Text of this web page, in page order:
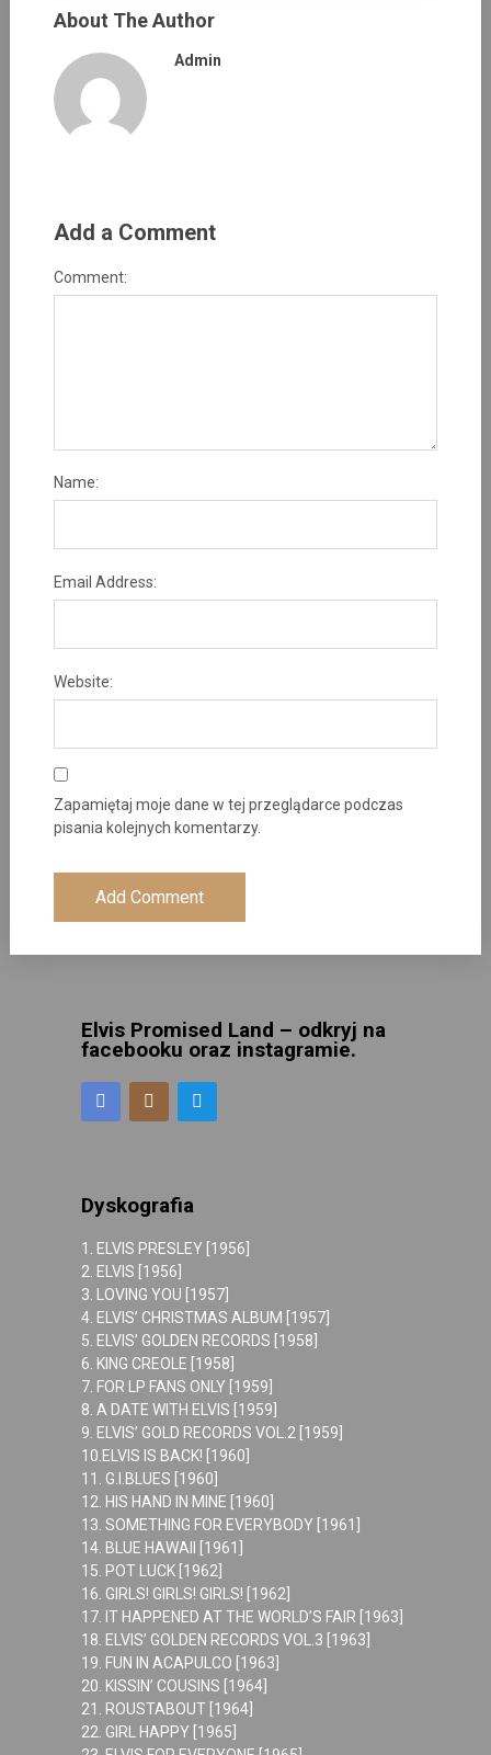
About The Author
Admin
Add a Comment
Comment:
Name:
Email Address:
Website:
Zapamiętaj moje dane w tej przeglądarce podczas
pisania kolejnych komentarzy.
Elvis Promised Land – odkryj na
facebooku oraz instagramie.
Dyskografia
1. ELVIS PRESLEY [1956]
2. ELVIS [1956]
3. LOVING YOU [1957]
4. ELVIS’ CHRISTMAS ALBUM [1957]
5. ELVIS’ GOLDEN RECORDS [1958]
6. KING CREOLE [1958]
7. FOR LP FANS ONLY [1959]
8. A DATE WITH ELVIS [1959]
9. ELVIS’ GOLD RECORDS VOL.2 [1959]
10.ELVIS IS BACK! [1960]
11. G.I.BLUES [1960]
12. HIS HAND IN MINE [1960]
13. SOMETHING FOR EVERYBODY [1961]
14. BLUE HAWAII [1961]
15. POT LUCK [1962]
16. GIRLS! GIRLS! GIRLS! [1962]
17. IT HAPPENED AT THE WORLD’S FAIR [1963]
18. ELVIS’ GOLDEN RECORDS VOL.3 [1963]
19. FUN IN ACAPULCO [1963]
20. KISSIN’ COUSINS [1964]
21. ROUSTABOUT [1964]
22. GIRL HAPPY [1965]